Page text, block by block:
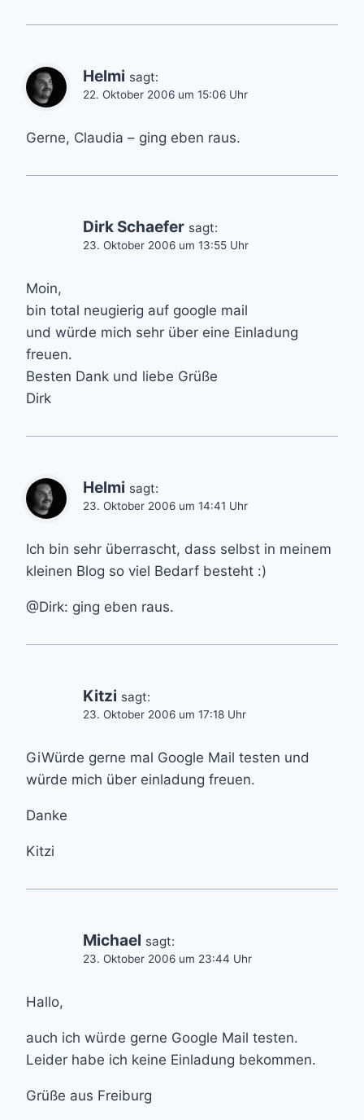
Helmi sagt:
22. Oktober 2006 um 15:06 Uhr
Gerne, Claudia – ging eben raus.
Dirk Schaefer sagt:
23. Oktober 2006 um 13:55 Uhr
Moin,
bin total neugierig auf google mail
und würde mich sehr über eine Einladung
freuen.
Besten Dank und liebe Grüße
Dirk
Helmi sagt:
23. Oktober 2006 um 14:41 Uhr
Ich bin sehr überrascht, dass selbst in meinem
kleinen Blog so viel Bedarf besteht :)
@Dirk: ging eben raus.
Kitzi sagt:
23. Oktober 2006 um 17:18 Uhr
GiWürde gerne mal Google Mail testen und
würde mich über einladung freuen.
Danke
Kitzi
Michael sagt:
23. Oktober 2006 um 23:44 Uhr
Hallo,
auch ich würde gerne Google Mail testen.
Leider habe ich keine Einladung bekommen.
Grüße aus Freiburg